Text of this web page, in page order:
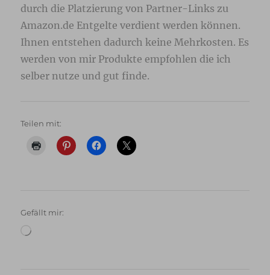
durch die Platzierung von Partner-Links zu
Amazon.de Entgelte verdient werden können.
Ihnen entstehen dadurch keine Mehrkosten. Es
werden von mir Produkte empfohlen die ich
selber nutze und gut finde.
Teilen mit:
Gefällt mir:
geladen …